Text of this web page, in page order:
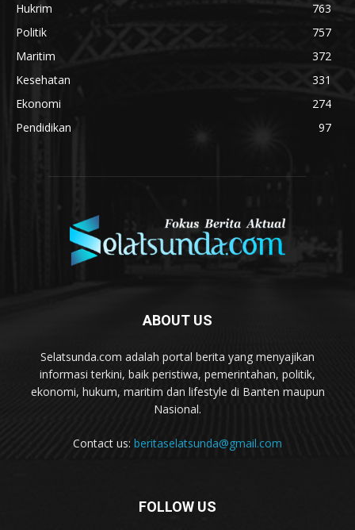
Hukrim
763
Politik
757
Maritim
372
Kesehatan
331
Ekonomi
274
Pendidikan
97
ABOUT US
Selatsunda.com adalah portal berita yang menyajikan
informasi terkini, baik peristiwa, pemerintahan, politik,
ekonomi, hukum, maritim dan lifestyle di Banten maupun
Nasional.
Contact us: beritaselatsunda@gmail.com
FOLLOW US